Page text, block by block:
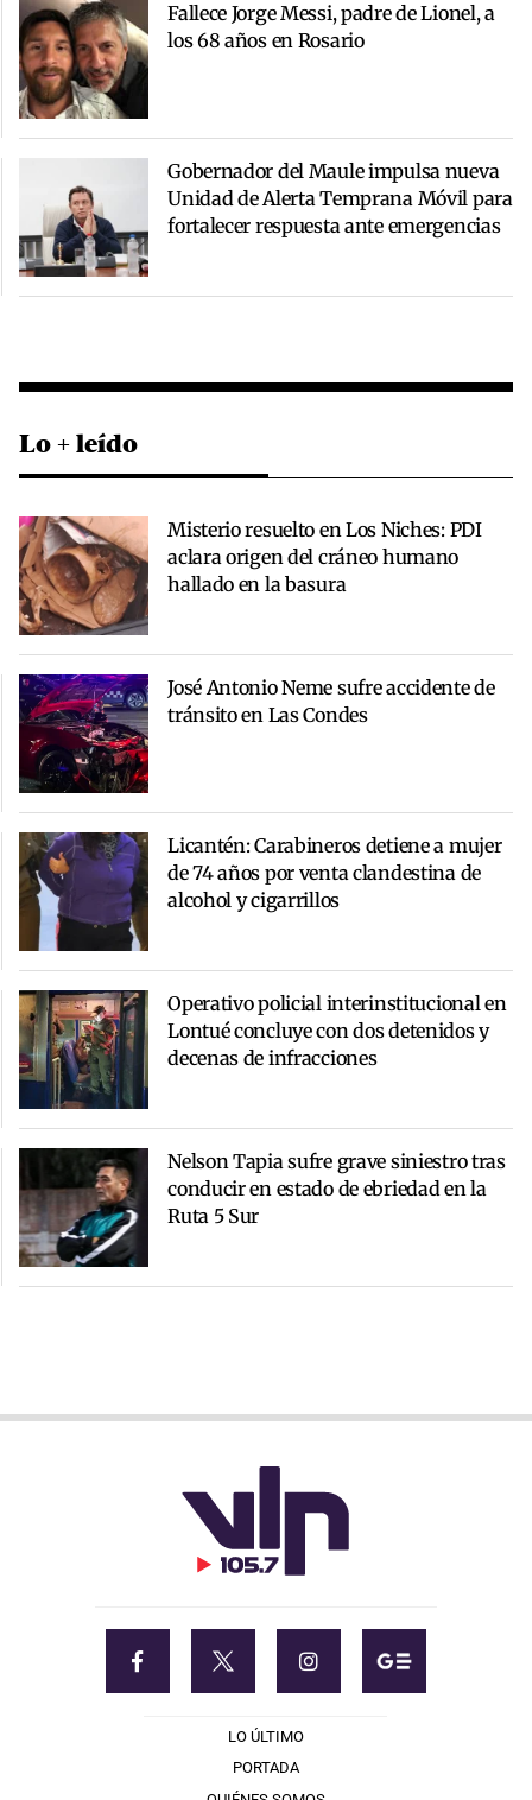
Fallece Jorge Messi, padre de Lionel, a
los 68 años en Rosario
Gobernador del Maule impulsa nueva
Unidad de Alerta Temprana Móvil para
fortalecer respuesta ante emergencias
Lo + leído
Misterio resuelto en Los Niches: PDI
aclara origen del cráneo humano
hallado en la basura
José Antonio Neme sufre accidente de
tránsito en Las Condes
Licantén: Carabineros detiene a mujer
de 74 años por venta clandestina de
alcohol y cigarrillos
Operativo policial interinstitucional en
Lontué concluye con dos detenidos y
decenas de infracciones
Nelson Tapia sufre grave siniestro tras
conducir en estado de ebriedad en la
Ruta 5 Sur
LO ÚLTIMO
PORTADA